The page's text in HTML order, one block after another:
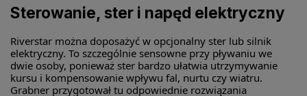
Sterowanie, ster i napęd elektryczny
Riverstar można doposażyć w opcjonalny ster lub silnik
elektryczny. To szczególnie sensowne przy pływaniu we
dwie osoby, ponieważ ster bardzo ułatwia utrzymywanie
kursu i kompensowanie wpływu fal, nurtu czy wiatru.
Grabner przygotował tu odpowiednie rozwiązania